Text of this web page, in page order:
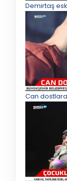
Demirtaş
Can